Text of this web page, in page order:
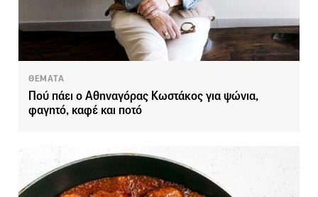
ΘΕΜΑΤΑ
Πού πάει ο Αθηναγόρας Κωστάκος για ψώνια,
φαγητό, καφέ και ποτό